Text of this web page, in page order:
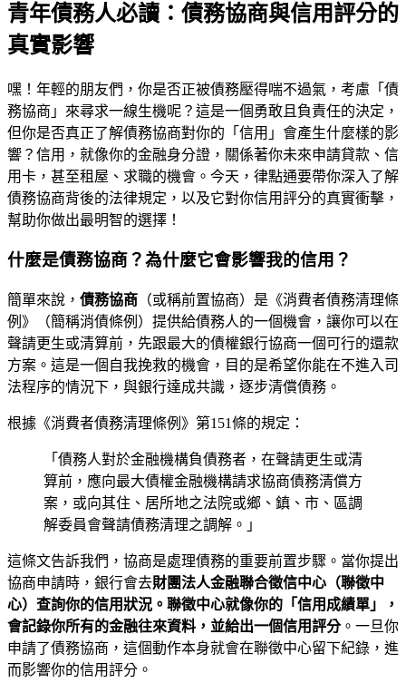
青年債務人必讀：債務協商與信用評分的
真實影響
嘿！年輕的朋友們，你是否正被債務壓得喘不過氣，考慮「債
務協商」來尋求一線生機呢？這是一個勇敢且負責任的決定，
但你是否真正了解債務協商對你的「信用」會產生什麼樣的影
響？信用，就像你的金融身分證，關係著你未來申請貸款、信
用卡，甚至租屋、求職的機會。今天，律點通要帶你深入了解
債務協商背後的法律規定，以及它對你信用評分的真實衝擊，
幫助你做出最明智的選擇！
什麼是債務協商？為什麼它會影響我的信用？
簡單來說， 債務協商 （或稱前置協商）是《消費者債務清理條
例》（簡稱消債條例）提供給債務人的一個機會，讓你可以在
聲請更生或清算前，先跟最大的債權銀行協商一個可行的還款
方案。這是一個自我挽救的機會，目的是希望你能在不進入司
法程序的情況下，與銀行達成共識，逐步清償債務。
根據《消費者債務清理條例》第151條的規定：
「債務人對於金融機構負債務者，在聲請更生或清
算前，應向最大債權金融機構請求協商債務清償方
案，或向其住、居所地之法院或鄉、鎮、市、區調
解委員會聲請債務清理之調解。」
這條文告訴我們，協商是處理債務的重要前置步驟。當你提出
協商申請時，銀行會去財團法人金融聯合徵信中心（聯徵中
心） 查詢你的信用狀況。聯徵中心就像你的「信用成績單」，
會記錄你所有的金融往來資料，並給出一個信用評分。一旦你
申請了債務協商，這個動作本身就會在聯徵中心留下紀錄，進
而影響你的信用評分。